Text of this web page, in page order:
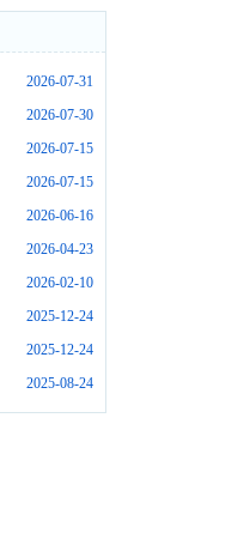
2026-07-31
2026-07-30
2026-07-15
2026-07-15
2026-06-16
2026-04-23
2026-02-10
2025-12-24
2025-12-24
2025-08-24